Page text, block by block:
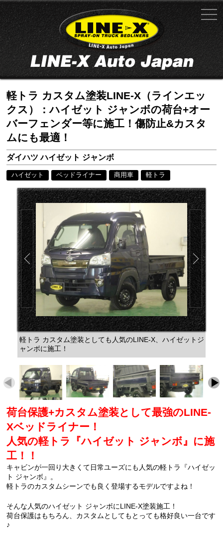
軽トラ カスタム塗装LINE-X（ラインエッ
クス）：ハイゼット ジャンボの荷台+オー
バーフェンダー等に施工！傷防止&カスタ
ムにも最適！
ダイハツ ハイゼット ジャンボ
ハイゼット ベッドライナー 商用車 軽トラ
軽トラ カスタム塗装としても人気のLINE-X、ハイゼットジ
ャンボに施工！
荷台保護+カスタム塗装として最強のLINE-
Xベッドライナー！
人気の軽トラ『ハイゼット ジャンボ』に施
工！！
キャビンが一回り大きくて日常ユーズにも人気の軽トラ『ハイゼッ
ト ジャンボ』。
軽トラのカスタムシーンでも良く登場するモデルですよね！
そんな人気のハイゼット ジャンボにLINE-X塗装施工！
荷台保護はもちろん、カスタムとしてもとっても格好良い一台です
♪